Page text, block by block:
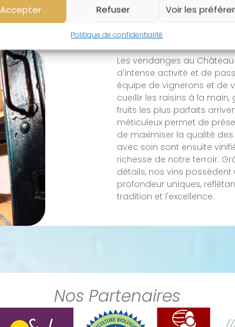
Accepter Refuser Voir les
Politique de confidentialité
Les vendanges au
d'intense activité et de
équipe de vignerons et de
cueillir les raisins à la
fruits les plus parfaits
méticuleux permet de
de maximiser la qualité des
avec soin sont ensuite
richesse de notre terroir.
détails, nos vins
profondeur uniques,
tradition et l'excellence.
Nos Partenaires